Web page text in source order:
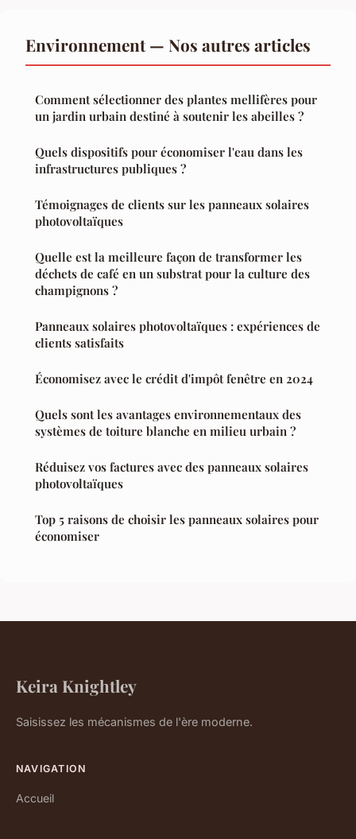
Environnement — Nos autres articles
Comment sélectionner des plantes mellifères pour
un jardin urbain destiné à soutenir les abeilles ?
Quels dispositifs pour économiser l'eau dans les
infrastructures publiques ?
Témoignages de clients sur les panneaux solaires
photovoltaïques
Quelle est la meilleure façon de transformer les
déchets de café en un substrat pour la culture des
champignons ?
Panneaux solaires photovoltaïques : expériences de
clients satisfaits
Économisez avec le crédit d'impôt fenêtre en 2024
Quels sont les avantages environnementaux des
systèmes de toiture blanche en milieu urbain ?
Réduisez vos factures avec des panneaux solaires
photovoltaïques
Top 5 raisons de choisir les panneaux solaires pour
économiser
Keira Knightley
Saisissez les mécanismes de l'ère moderne.
NAVIGATION
Accueil